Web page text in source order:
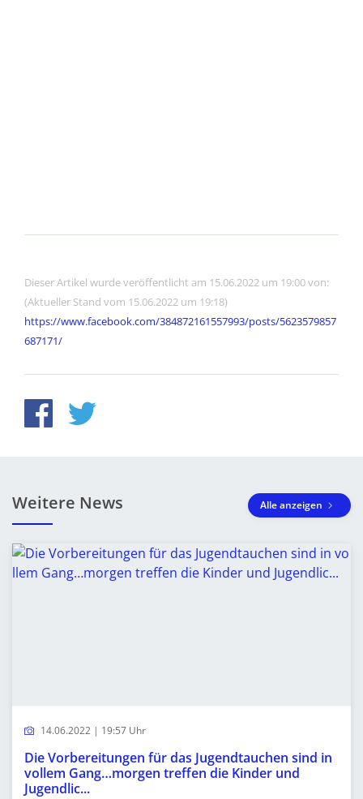
Dieser Artikel wurde veröffentlicht am 15.06.2022 um 19:00 von:
(Aktueller Stand vom 15.06.2022 um 19:18)
https://www.facebook.com/384872161557993/posts/5623579857
687171/
Weitere News Alle anzeigen
14.06.2022 | 19:57 Uhr
Die Vorbereitungen für das Jugendtauchen sind in
vollem Gang…morgen treffen die Kinder und
Jugendlic...